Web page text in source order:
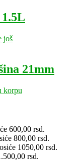
još
21mm
korpu
600,00 rsd.
800,00 rsd.
1050,00 rsd.
rsd.